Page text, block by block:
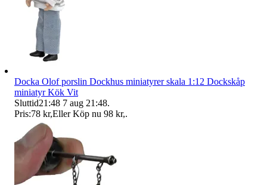
Docka Olof porslin Dockhus miniatyrer skala 1:12 Dockskåp
miniatyr Kök Vit
Sluttid21:48 7 aug 21:48.
Pris:78 kr,Eller Köp nu 98 kr,.